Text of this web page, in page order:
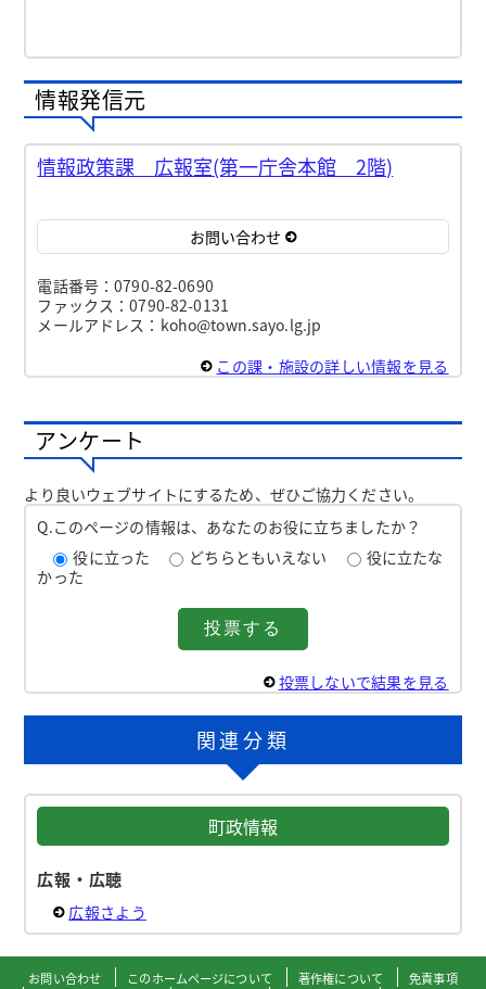
情報発信元
情報政策課 広報室(第一庁舎本館 2階)
お問い合わせ
電話番号：0790-82-0690
ファックス：0790-82-0131
メールアドレス：koho@town.sayo.lg.jp
この課・施設の詳しい情報を見る
アンケート
より良いウェブサイトにするため、ぜひご協力ください。
Q.このページの情報は、あなたのお役に立ちましたか？
役に立った
どちらともいえない
役に立たな
かった
投票しないで結果を見る
関連分類
町政情報
広報・広聴
広報さよう
お問い合わせ このホームページについて 著作権について 免責事項